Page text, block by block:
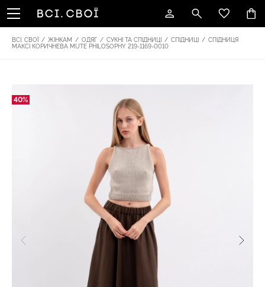
ВСІ. СВОЇ / ЖІНКАМ / ОДЯГ / СУКНІ ТА СПІДНИЦІ / СПІДНИЦІ / СПІДНИЦЯ
МАКСІ КОРИЧНЕВА MUTE PHILOSOPHY 219-1169-0010
40%